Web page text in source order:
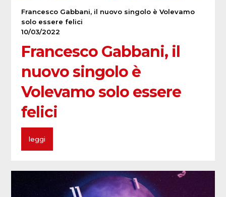
Francesco Gabbani, il nuovo singolo è Volevamo
solo essere felici
10/03/2022
Francesco Gabbani, il
nuovo singolo è
Volevamo solo essere
felici
leggi